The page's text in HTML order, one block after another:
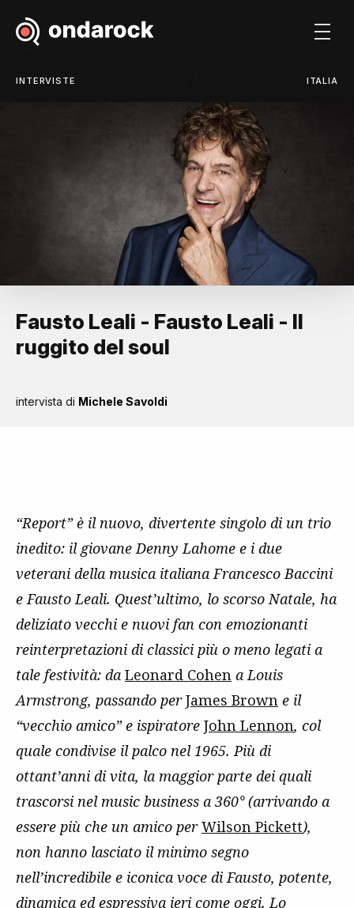
INTERVISTE ITALIA
Fausto Leali - Fausto Leali - Il
ruggito del soul
intervista di Michele Savoldi
“Report” è il nuovo, divertente singolo di un trio
inedito: il giovane Denny Lahome e i due
veterani della musica italiana Francesco Baccini
e Fausto Leali. Quest’ultimo, lo scorso Natale, ha
deliziato vecchi e nuovi fan con emozionanti
reinterpretazioni di classici più o meno legati a
tale festività: da Leonard Cohen a Louis
Armstrong, passando perJames Brown e il
“vecchio amico” e ispiratore John Lennon, col
quale condivise il palco nel 1965. Più di
ottant’anni di vita, la maggior parte dei quali
trascorsi nel music business a 360° (arrivando a
essere più che un amico perWilson Pickett),
non hanno lasciato il minimo segno
nell’incredibile e iconica voce di Fausto, potente,
dinamica ed espressiva ieri come oggi. Lo